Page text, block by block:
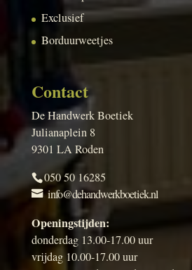
Exclusief
Borduurweetjes
Contact
De Handwerk Boetiek
Julianaplein 8
9301 LA Roden
050 50 16285
info@dehandwerkboetiek.nl
Openingstijden:
donderdag 13.00-17.00 uur
vrijdag 10.00-17.00 uur